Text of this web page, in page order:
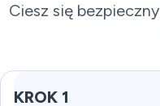
Ciesz się
KROK 1